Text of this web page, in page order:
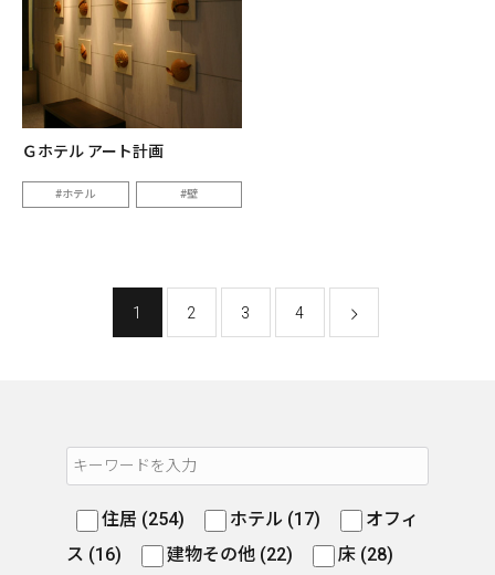
Ｇホテル アート計画
ホテル 壁
1 2 3 4
住居 (254) ホテル (17)
オフィ
ス (16)
建物その他 (22)
床 (28)